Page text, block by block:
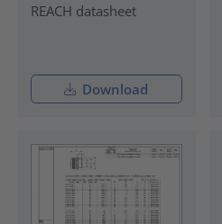
REACH datasheet
Download